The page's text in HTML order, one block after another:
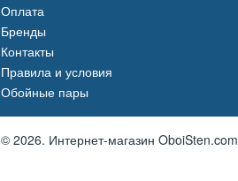
Оплата
Бренды
Контакты
Правила и условия
Обойные пары
© 2026. Интернет-магазин